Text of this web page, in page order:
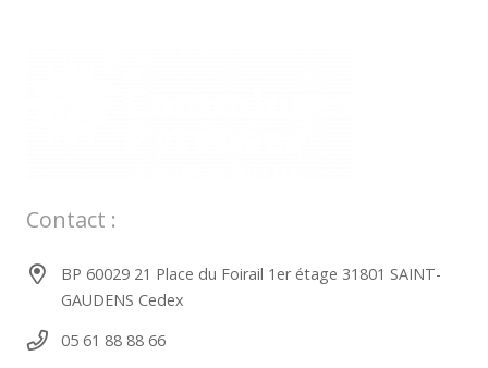
Contact :
BP 60029 21 Place du Foirail 1er étage 31801 SAINT-
GAUDENS Cedex
05 61 88 88 66